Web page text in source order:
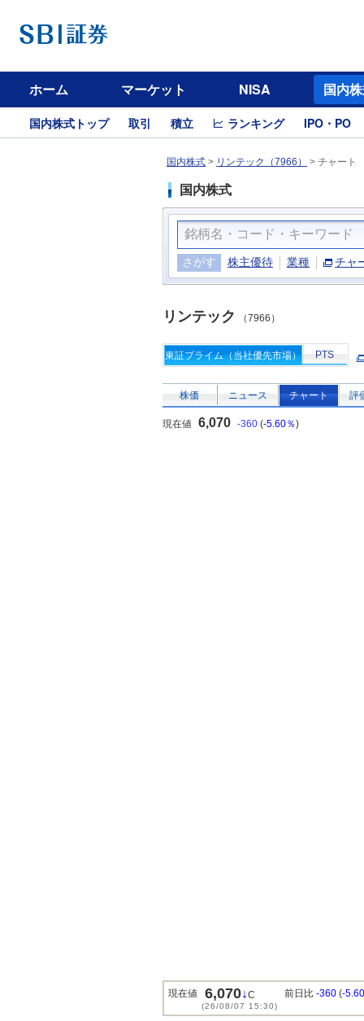
ホーム マーケット NISA 国内
国内株式トップ 取引 積立 ランキング IPO・PO
国内株式 > リンテック（7966） > チャート
国内株式
さがす 株主優待 業種 チャ
リンテック （7966）
東証プライム（当社優先市場） PTS
株価 ニュース チャート 評
現在値 6,070 -360 (-5.60％)
現在値 6,070↓C
(26/08/07 15:30)
前日比 -360 (-